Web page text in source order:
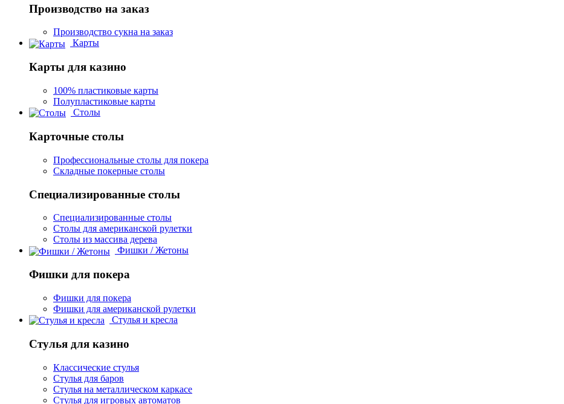
Производство на заказ
Производство сукна на заказ
Карты
Карты для казино
100% пластиковые карты
Полупластиковые карты
Столы
Карточные столы
Профессиональные столы для покера
Складные покерные столы
Специализированные столы
Специализированные столы
Столы для американской рулетки
Столы из массива дерева
Фишки / Жетоны
Фишки для покера
Фишки для покера
Фишки для американской рулетки
Стулья и кресла
Стулья для казино
Классические стулья
Стулья для баров
Стулья на металлическом каркасе
Стулья для игровых автоматов